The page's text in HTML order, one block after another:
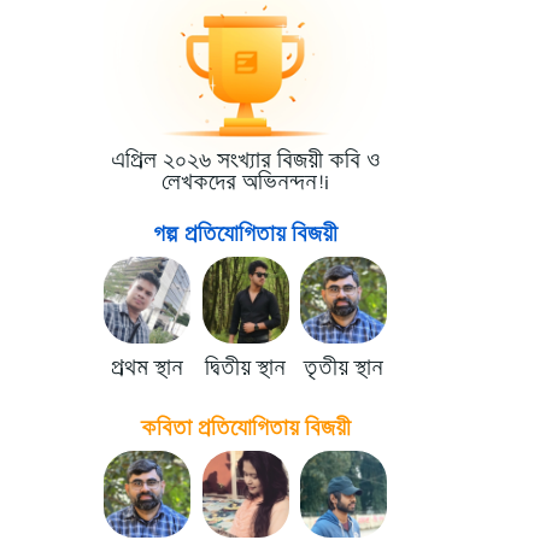
এপ্রিল ২০২৬ সংখ্যার বিজয়ী কবি ও
লেখকদের অভিনন্দন!i
গল্প প্রতিযোগিতায় বিজয়ী
প্রথম স্থান দ্বিতীয় স্থান তৃতীয় স্থান
কবিতা প্রতিযোগিতায় বিজয়ী